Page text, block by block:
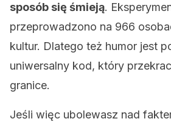
sposób się śmieją.
przeprowadzono na 966
kultur. Dlatego też humor jest
uniwersalny kod, który
granice.
Jeśli więc ubolewasz nad